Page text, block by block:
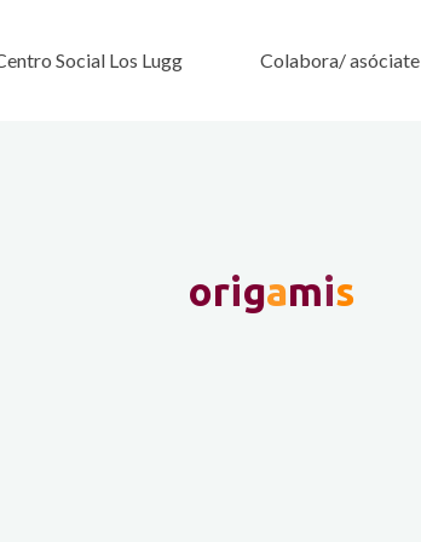
Social Los Lugg Colabora/ asóciate
origamis